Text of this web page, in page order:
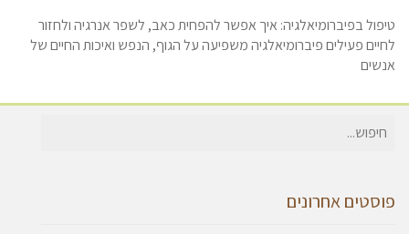
טיפול בפיברומיאלגיה: איך אפשר להפחית כאב, לשפר אנרגיה ולחזור
לחיים פעילים פיברומיאלגיה משפיעה על הגוף, הנפש ואיכות החיים של
אנשים
חיפוש
פוסטים אחרונים